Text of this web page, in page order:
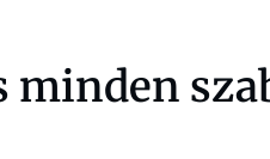
minden